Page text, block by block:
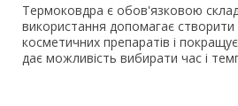
Термоковдра є обов'язковою
використання допомагає
косметичних препаратів і
дає можливість вибирати час і